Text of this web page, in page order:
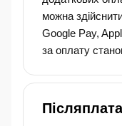
можна
Google Pay,
за оплату
Післяплата